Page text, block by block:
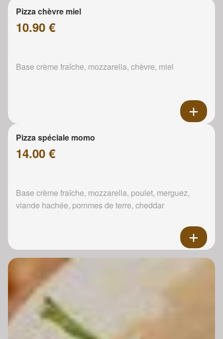
Pizza chèvre miel
10.90 €
Base crème fraîche, mozzarella, chèvre, miel
Pizza spéciale momo
14.00 €
Base crème fraîche, mozzarella, poulet, merguez,
viande hachée, pommes de terre, cheddar